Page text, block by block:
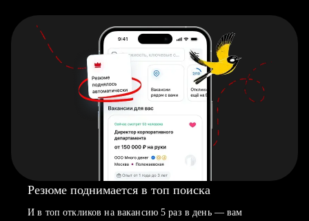
Резюме поднимается в топ поиска
И в топ откликов на вакансию 5 раз в день — вам